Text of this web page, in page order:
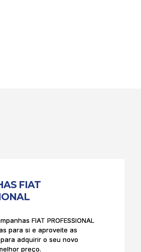
FIAT
FIAT PROFESSIONAL
para si e aproveite as
adquirir o seu novo
preço.